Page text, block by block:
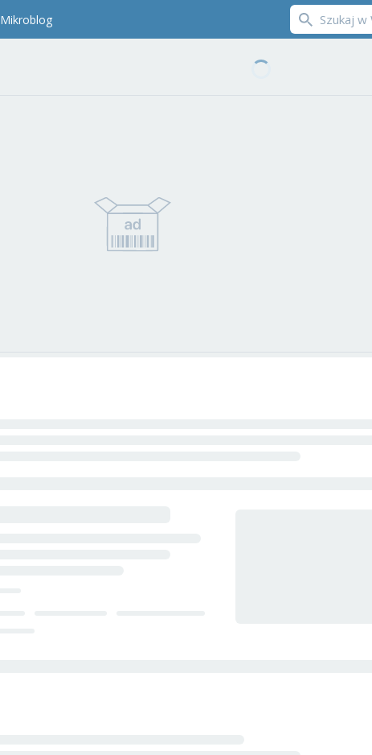
Mikroblog